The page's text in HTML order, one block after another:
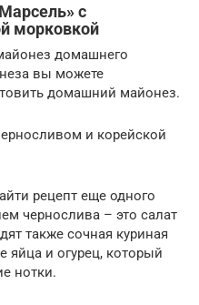
с
морковкой
домашнего
вы можете
домашний майонез.
и корейской
рецепт еще одного
чернослива – это салат
также сочная куриная
яйца и огурец, который
нотки.